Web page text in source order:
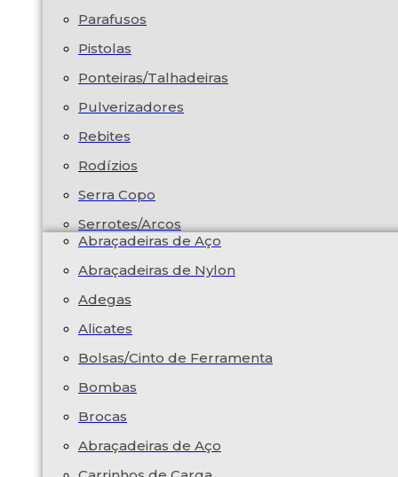
Parafusos
Pistolas
Ponteiras/Talhadeiras
Pulverizadores
Rebites
Rodízios
Serra Copo
Serrotes/Arcos
Abraçadeiras de Aço
Abraçadeiras de Nylon
Adegas
Alicates
Bolsas/Cinto de Ferramenta
Bombas
Brocas
Abraçadeiras de Aço